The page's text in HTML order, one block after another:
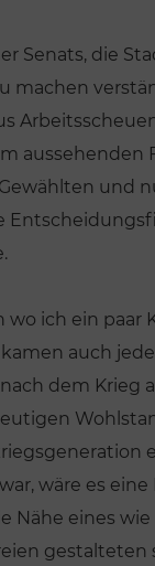
Senats, die
machen
aussehenden
und
wo ich ein
auch
dem
wäre es
Nähe eines